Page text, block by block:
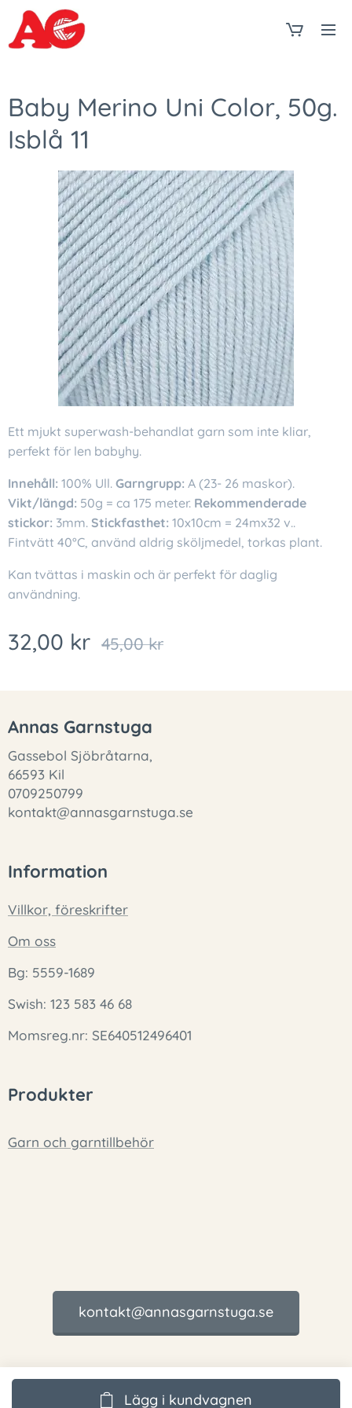
Baby Merino Uni Color, 50g.
Isblå 11
Ett mjukt superwash-behandlat garn som inte kliar,
perfekt för len babyhy.
Innehåll: 100% Ull. Garngrupp: A (23- 26 maskor).
Vikt/längd: 50g = ca 175 meter. Rekommenderade
stickor: 3mm. Stickfasthet: 10x10cm = 24mx32 v..
Fintvätt 40°C, använd aldrig sköljmedel, torkas plant.
Kan tvättas i maskin och är perfekt för daglig
användning.
32,00 kr 45,00kr
Lägg i kundvagnen
Annas Garnstuga
Gassebol Sjöbråtarna,
66593 Kil
0709250799
kontakt@annasgarnstuga.se
Information
Villkor, föreskrifter
Om oss
Bg: 5559-1689
Swish: 123 583 46 68
Momsreg.nr: SE640512496401
Produkter
Garn och garntillbehör
kontakt@annasgarnstuga.se